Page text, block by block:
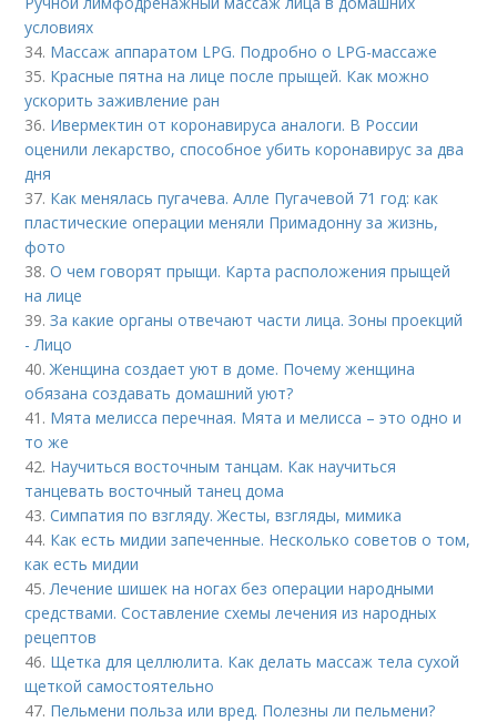
условиях
34. Массаж аппаратом LPG. Подробно о LPG-массаже
35. Красные пятна на лице после прыщей. Как можно
ускорить заживление ран
36. Ивермектин от коронавируса аналоги. В России
оценили лекарство, способное убить коронавирус за два
дня
37. Как менялась пугачева. Алле Пугачевой 71 год: как
пластические операции меняли Примадонну за жизнь,
фото
38.О чем говорят прыщи. Карта расположения прыщей
на лице
39.За какие органы отвечают части лица. Зоны проекций
- Лицо
40.Женщина создает уют в доме. Почему женщина
обязана создавать домашний уют?
41. Мята мелисса перечная. Мята и мелисса – это одно и
то же
42. Научиться восточным танцам. Как научиться
танцевать восточный танец дома
43.Симпатия по взгляду. Жесты, взгляды, мимика
44. Как есть мидии запеченные. Несколько советов о том,
как есть мидии
45.Лечение шишек на ногах без операции народными
средствами. Составление схемы лечения из народных
рецептов
46. Щетка для целлюлита. Как делать массаж тела сухой
щеткой самостоятельно
47. Пельмени польза или вред. Полезны ли пельмени?